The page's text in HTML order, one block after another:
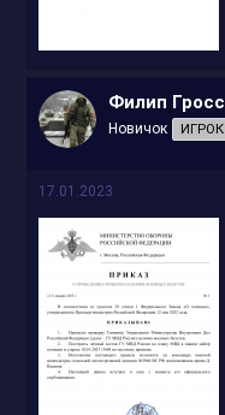
Филип Гросс
Новичок ИГРОК
17.01.2023